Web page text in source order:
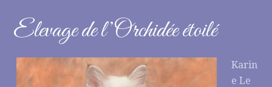
Elevage de l’Orchidée étoilé
Karin
e Le